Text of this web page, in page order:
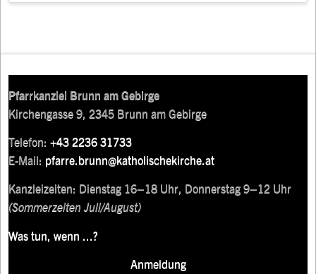
Pfarrkanzlei Brunn am Gebirge
Kirchengasse 9, 2345 Brunn am Gebirge
Telefon:+43 2236 31733
E-Mail: pfarre.brunn@katholischekirche.at
Kanzleizeiten: Dienstag 16–18 Uhr, Donnerstag 9–12 Uhr
(Sommerzeiten Juli/August)
Was tun, wenn ...?
Anmeldung